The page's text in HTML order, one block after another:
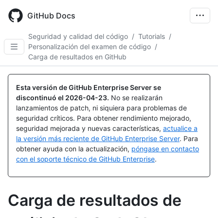
main
GitHub Docs
Seguridad y calidad del código / Tutorials /
Personalización del examen de código /
Carga de resultados en GitHub
Esta versión de GitHub Enterprise Server se
discontinuó el 2026-04-23. No se realizarán
lanzamientos de patch, ni siquiera para problemas de
seguridad críticos. Para obtener rendimiento mejorado,
seguridad mejorada y nuevas características, actualice a
la versión más reciente de GitHub Enterprise Server. Para
obtener ayuda con la actualización, póngase en contacto
con el soporte técnico de GitHub Enterprise.
Carga de resultados de